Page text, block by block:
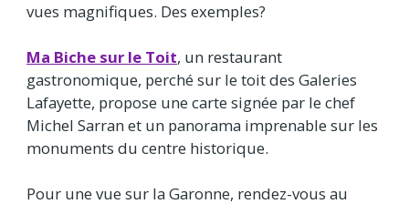
vues magnifiques. Des exemples?
Ma Biche sur le Toit, un restaurant
gastronomique, perché sur le toit des Galeries
Lafayette, propose une carte signée par le chef
Michel Sarran et un panorama imprenable sur les
monuments du centre historique.
Pour une vue sur la Garonne, rendez-vous au